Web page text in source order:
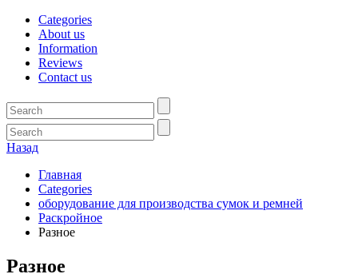
Categories
About us
Information
Reviews
Contact us
Назад
Главная
Categories
оборудование для производства сумок и ремней
Раскройное
Разное
Разное